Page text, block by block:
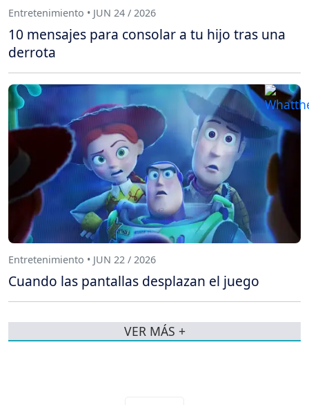
Entretenimiento • JUN 24 / 2026
10 mensajes para consolar a tu hijo tras una
derrota
Entretenimiento • JUN 22 / 2026
Cuando las pantallas desplazan el juego
VER MÁS +